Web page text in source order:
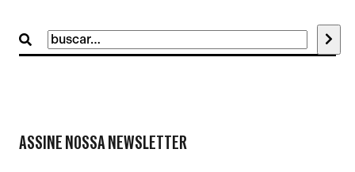
Buscar
por:
ASSINE NOSSA NEWSLETTER